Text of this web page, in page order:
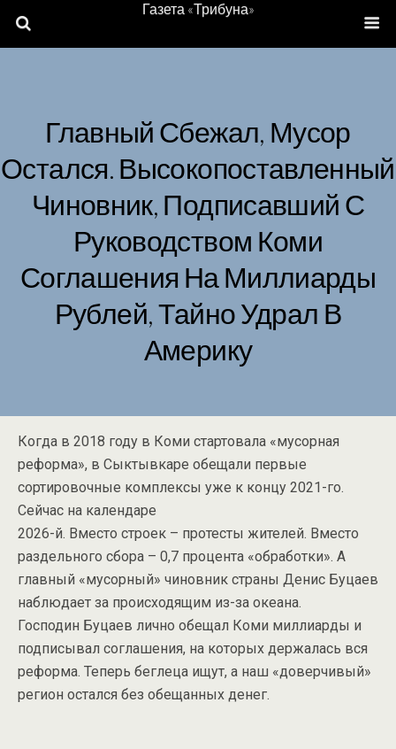
Газета «Трибуна»
Главный Сбежал, Мусор
Остался. Высокопоставленный
Чиновник, Подписавший С
Руководством Коми
Соглашения На Миллиарды
Рублей, Тайно Удрал В
Америку
Когда в 2018 году в Коми стартовала «мусорная
реформа», в Сыктывкаре обещали первые
сортировочные комплексы уже к концу 2021-го.
Сейчас на календаре
2026-й. Вместо строек – протесты жителей. Вместо
раздельного сбора – 0,7 процента «обработки». А
главный «мусорный» чиновник страны Денис Буцаев
наблюдает за происходящим из-за океана.
Господин Буцаев лично обещал Коми миллиарды и
подписывал соглашения, на которых держалась вся
реформа. Теперь беглеца ищут, а наш «доверчивый»
регион остался без обещанных денег.